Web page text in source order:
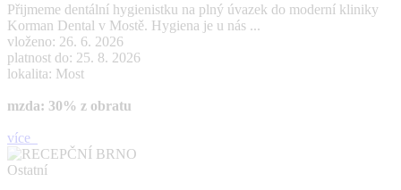
Přijmeme dentální hygienistku na plný úvazek do moderní kliniky
Korman Dental v Mostě. Hygiena je u nás ...
vloženo: 26. 6. 2026
platnost do: 25. 8. 2026
lokalita: Most
mzda: 30% z obratu
více
Ostatní